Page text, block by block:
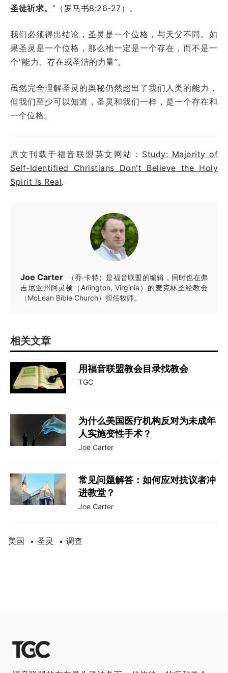
圣徒祈求。 ”（ 罗马书8:26-27）。
我们必须得出结论，圣灵是一个位格，与天父不同。如
果圣灵是一个位格，那么祂一定是一个存在，而不是一
个“能力、存在或圣洁的力量”。
虽然完全理解圣灵的奥秘仍然超出了我们人类的能力，
但我们至少可以知道，圣灵和我们一样，是一个存在和
一个位格。
原文刊载于福音联盟英文网站： Study: Majority of
Self-Identified Christians Don't Believe the Holy
Spirit is Real.
Joe Carter
（乔·卡特）是福音联盟的编辑，同时也在弗
吉尼亚州阿灵顿（Arlington, Virginia）的麦克林圣经教会
（McLean Bible Church）担任牧师。
相关文章
用福音联盟教会目录找教会
TGC
为什么美国医疗机构反对为未成年
人实施变性手术？
Joe Carter
常见问题解答：如何应对抗议者冲
进教堂？
Joe Carter
美国 • 圣灵 • 调查